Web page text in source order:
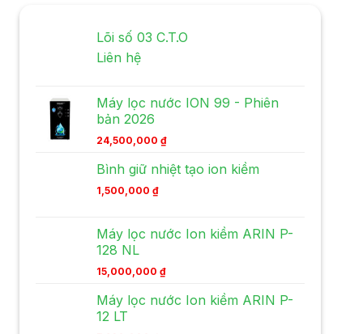
Lõi số 03 C.T.O
Liên hệ
Máy lọc nước ION 99 - Phiên
bản 2026
24,500,000 ₫
Bình giữ nhiệt tạo ion kiềm
1,500,000 ₫
Máy lọc nước Ion kiềm ARIN P-
128 NL
15,000,000 ₫
Máy lọc nước Ion kiềm ARIN P-
12 LT